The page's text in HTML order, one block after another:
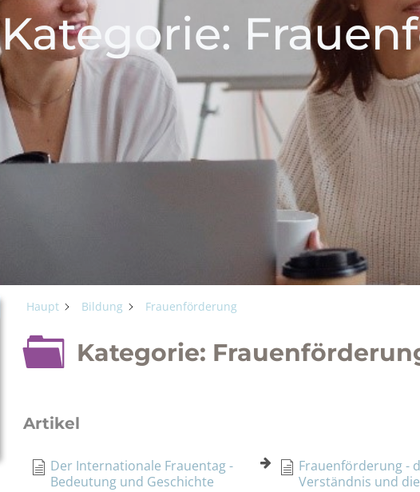
Kategorie:
Haupt Bildung Frauenförderung
Kategorie:
Artikel
Der Internationale Frauentag -
Bedeutung und Geschichte
Frauenförderung -
Verständnis und